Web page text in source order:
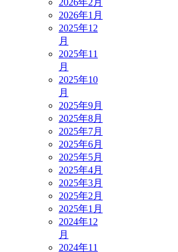
2026年1月
2025年12
月
2025年11
月
2025年10
月
2025年9月
2025年8月
2025年7月
2025年6月
2025年5月
2025年4月
2025年3月
2025年2月
2025年1月
2024年12
月
2024年11